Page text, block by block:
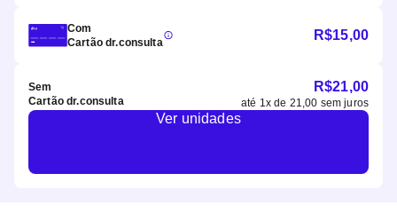
Com
Cartão dr.consulta
R$15,00
Sem
Cartão dr.consulta
R$21,00
até 1x de 21,00 sem juros
Ver unidades